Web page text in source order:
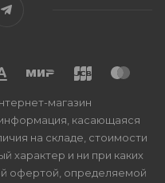
магазин
касающаяся
на складе, стоимости
характер и ни при каких
офертой, определяемой